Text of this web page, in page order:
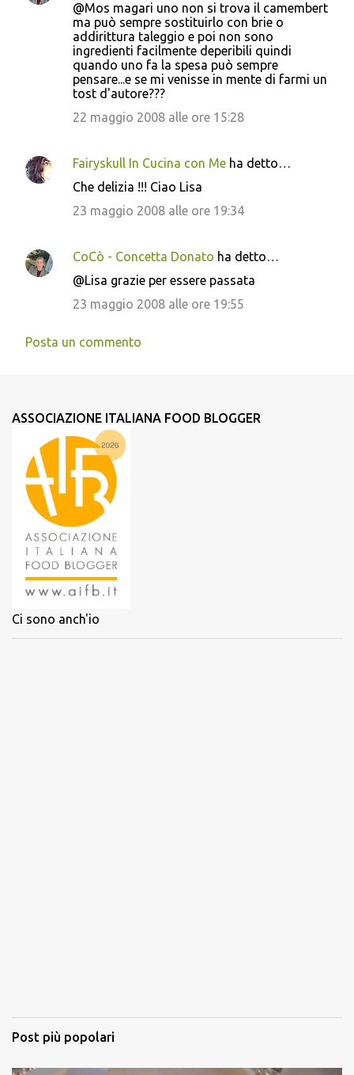
@Mos magari uno non si trova il camembert
ma può sempre sostituirlo con brie o
addirittura taleggio e poi non sono
ingredienti facilmente deperibili quindi
quando uno fa la spesa può sempre
pensare...e se mi venisse in mente di farmi un
tost d'autore???
22 maggio 2008 alle ore 15:28
Fairyskull In Cucina con Me ha detto…
Che delizia !!! Ciao Lisa
23 maggio 2008 alle ore 19:34
CoCò - Concetta Donato ha detto…
@Lisa grazie per essere passata
23 maggio 2008 alle ore 19:55
Posta un commento
ASSOCIAZIONE ITALIANA FOOD BLOGGER
Ci sono anch'io
Post più popolari